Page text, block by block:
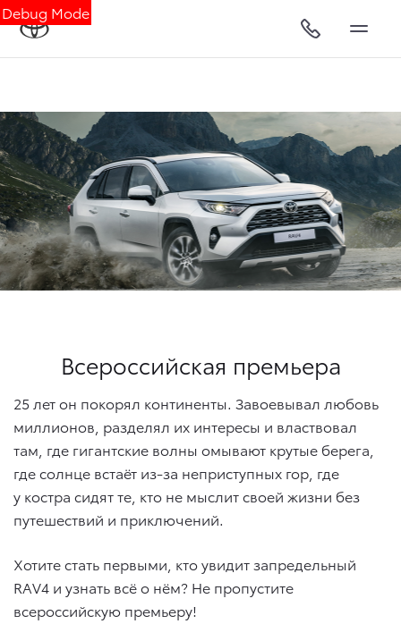
Debug Mode
Всероссийская премьера
25 лет он покорял континенты. Завоевывал любовь
миллионов, разделял их интересы и властвовал
там, где гигантские волны омывают крутые берега,
где солнце встаёт из-за неприступных гор, где
у костра сидят те, кто не мыслит своей жизни без
путешествий и приключений.
Хотите стать первыми, кто увидит запредельный
RAV4 и узнать всё о нём? Не пропустите
всероссийскую премьеру!